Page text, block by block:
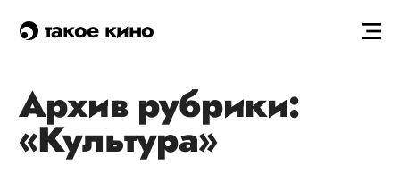
такое кино
Архив рубрики:
«Культура»